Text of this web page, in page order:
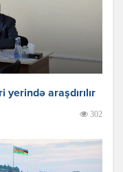
araşdırılır
302